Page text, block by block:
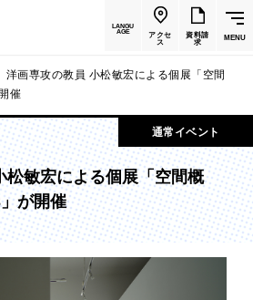
LANGU
AGE
アクセ
ス
資料請
求
MENU
洋画専攻の教員 小松敏宏による個展「空間
催
通常イベント
松敏宏による個展「空間概
が開催